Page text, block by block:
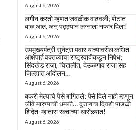
August 6, 2026
लगीन करतो म्हणत जवळीक वाढवली; पोटात
बाळ आलं, अन् पठ्ठ्यानं लग्नाला नकार दिला!
August 6, 2026
उपमुख्यमंत्री सुनेत्रा पवार यांच्यावरील कथित
आक्षेपार्ह वक्तव्याचा राष्ट्रवादीकडून निषेध;
सिंदखेड राजा, चिखलीत, देऊळगाव राजा सह
जिल्ह्यात आंदोलन…
August 6, 2026
बकरी मेल्याचे पैसे मागितले; पैसे दिले नाही म्हणून
जीवे मारण्याची धमकी… दुसऱ्याच दिवशी पाडळी
शिंदेत म्हातारा रक्ताच्या थारोळ्यात!
August 6, 2026